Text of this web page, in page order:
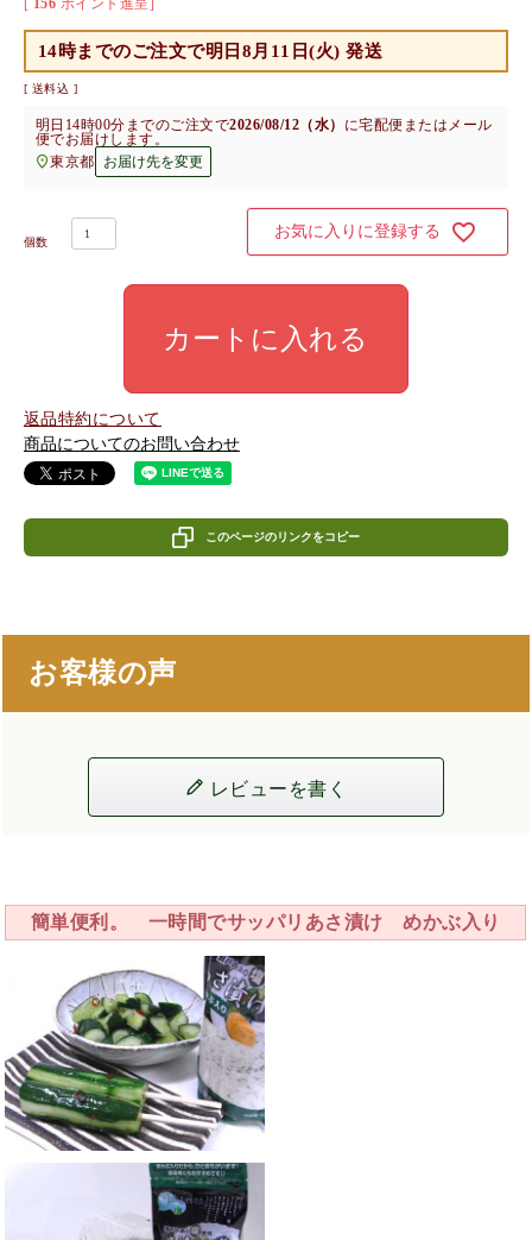
14時までのご注文で明日8月11日(火) 発送
送料込
明日 14時00分 までのご注文で2026/08/12（水） に宅配便またはメール
便でお届けします。
東京都
お届け先を変更
お気に入りに登録する
カートに入れる
返品特約について
商品についてのお問い合わせ
このページのリンクをコピー
お客様の声
レビューを書く
簡単便利。 一時間でサッパリあさ漬け めかぶ入り